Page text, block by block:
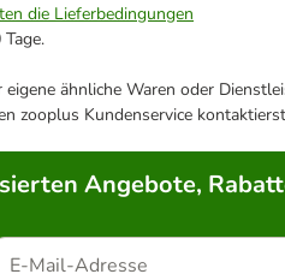
die Lieferbedingungen
ähnliche Waren oder
zooplus Kundenservice
Angebote,